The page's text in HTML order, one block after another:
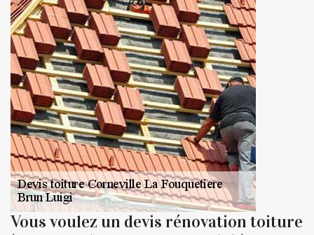
Vous voulez un devis rénovation toiture